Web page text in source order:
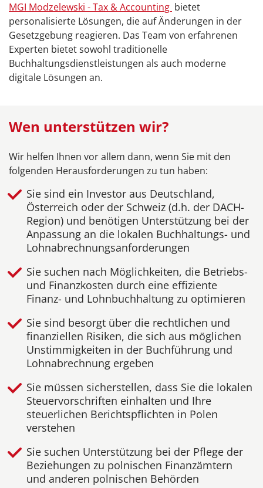
MGI Modzelewski - Tax & Accounting bietet
personalisierte Lösungen, die auf Änderungen in der
Gesetzgebung reagieren. Das Team von erfahrenen
Experten bietet sowohl traditionelle
Buchhaltungsdienstleistungen als auch moderne
digitale Lösungen an.
Wen unterstützen wir?
Wir helfen Ihnen vor allem dann, wenn Sie mit den
folgenden Herausforderungen zu tun haben:
Sie sind ein Investor aus Deutschland,
Österreich oder der Schweiz (d.h. der DACH-
Region) und benötigen Unterstützung bei der
Anpassung an die lokalen Buchhaltungs- und
Lohnabrechnungsanforderungen
Sie suchen nach Möglichkeiten, die Betriebs-
und Finanzkosten durch eine effiziente
Finanz- und Lohnbuchhaltung zu optimieren
Sie sind besorgt über die rechtlichen und
finanziellen Risiken, die sich aus möglichen
Unstimmigkeiten in der Buchführung und
Lohnabrechnung ergeben
Sie müssen sicherstellen, dass Sie die lokalen
Steuervorschriften einhalten und Ihre
steuerlichen Berichtspflichten in Polen
verstehen
Sie suchen Unterstützung bei der Pflege der
Beziehungen zu polnischen Finanzämtern
und anderen polnischen Behörden